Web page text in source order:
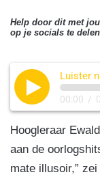
Help door dit met
op je socials te
Luister
00:00 /
Hoogleraar
aan de
mate illusoir,”